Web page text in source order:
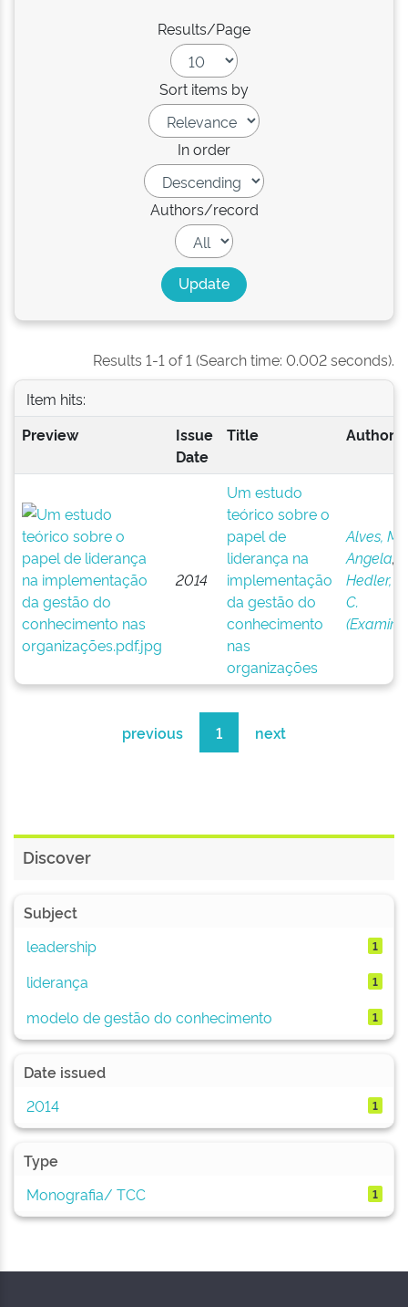
Results/Page
Sort items by
In order
Authors/record
Results 1-1 of 1 (Search time: 0.002 seconds).
Item hits:
Preview
Issue
Date
Title
2014
Um estudo
teórico sobre o
papel de
liderança na
implementação
da gestão do
conhecimento
nas
organizações
Alves,
Angela;
Hedler,
C.
previous 1 next
Discover
Subject
leadership
1
liderança 1
modelo de gestão do conhecimento 1
Date issued
2014
1
Type
Monografia/ TCC
1